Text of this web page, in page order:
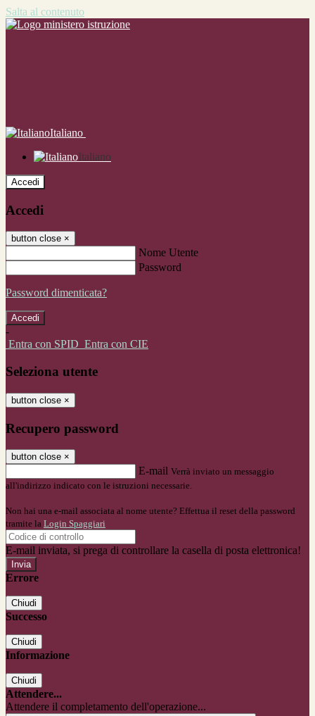
Salta al contenuto
Italiano
Italiano
Accedi
Accedi
button close ×
Nome Utente
Password
Password dimenticata?
-
Entra con SPID Entra con CIE
Seleziona utente
button close ×
Recupero password
button close ×
E-mail Verrà inviato un messaggio
all'indirizzo indicato con le istruzioni necessarie.
Non hai una e-mail associata al nome utente? Effettua il reset della password
tramite la Login Spaggiari
E-mail inviata, si prega di controllare la casella di posta elettronica!
Errore
Chiudi
Successo
Chiudi
Informazione
Chiudi
Attendere...
Attendere il completamento dell'operazione...